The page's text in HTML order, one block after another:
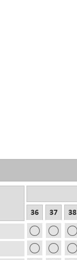
36 37 38